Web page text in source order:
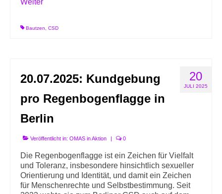
Weiter
Bautzen CSD
20
JULI 2025
20.07.2025: Kundgebung
pro Regenbogenflagge in
Berlin
Veröffentlicht in: OMAS in Aktion | 0
Die Regenbogenflagge ist ein Zeichen für Vielfalt
und Toleranz, insbesondere hinsichtlich sexueller
Orientierung und Identität, und damit ein Zeichen
für Menschenrechte und Selbstbestimmung. Seit